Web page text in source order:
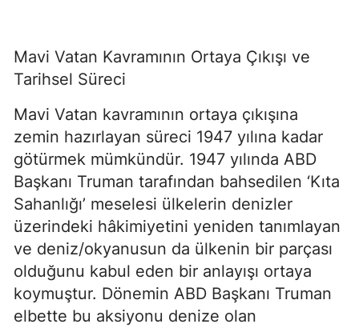
Mavi Vatan Kavramının Ortaya Çıkışı ve
Tarihsel Süreci
Mavi Vatan kavramının ortaya çıkışına
zemin hazırlayan süreci 1947 yılına kadar
götürmek mümkündür. 1947 yılında ABD
Başkanı Truman tarafından bahsedilen ‘Kıta
Sahanlığı’ meselesi ülkelerin denizler
üzerindeki hâkimiyetini yeniden tanımlayan
ve deniz/okyanusun da ülkenin bir parçası
olduğunu kabul eden bir anlayışı ortaya
koymuştur. Dönemin ABD Başkanı Truman
elbette bu aksiyonu denize olan